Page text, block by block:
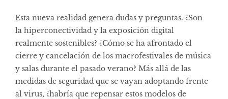
Esta nueva realidad genera dudas y preguntas. ¿Son
la hiperconectividad y la exposición digital
realmente sostenibles? ¿Cómo se ha afrontado el
cierre y cancelación de los macrofestivales de música
y salas durante el pasado verano? Más allá de las
medidas de seguridad que se vayan adoptando frente
al virus, ¿habría que repensar estos modelos de